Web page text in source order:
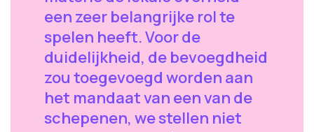
een zeer belangrijke rol te
spelen heeft. Voor de
duidelijkheid, de bevoegdheid
zou toegevoegd worden aan
het mandaat van een van de
schepenen, we stellen niet